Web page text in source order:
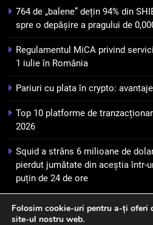
puțin de
6
Banii
încrederii:
7
WhiteBIT
pentru a
fanilor și
STIRI
8
Lavazza
764 de „balene” dețin 94% din
spre o depășire a pragului de
Regulamentul MiCA privind
1 iulie în România
Pariuri cu plata în crypto:
Top 10 platforme de
2026
Squid a strâns 6 milioane de
pierdut jumătate din aceștia într-
puțin de 24 de ore
Folosim cookie-uri pentru a-ți oferi
site-ul nostru web.